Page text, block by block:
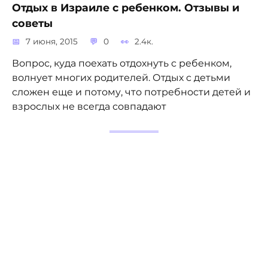
Отдых в Израиле с ребенком. Отзывы и
советы
7 июня, 2015 0 2.4к.
Вопрос, куда поехать отдохнуть с ребенком,
волнует многих родителей. Отдых с детьми
сложен еще и потому, что потребности детей и
взрослых не всегда совпадают